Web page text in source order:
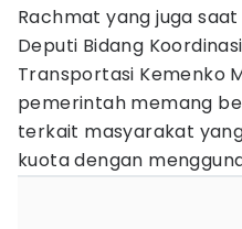
Rachmat yang juga
Deputi Bidang
Transportasi Kemenko
pemerintah memang
terkait masyarakat
kuota dengan